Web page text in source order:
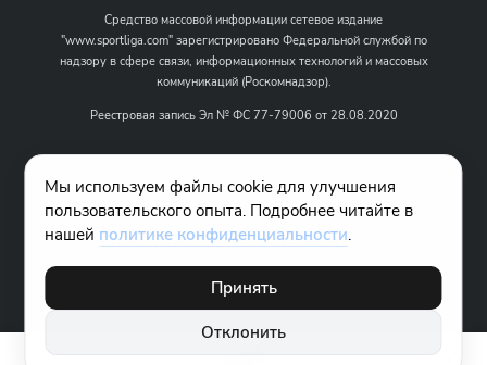
Средство массовой информации сетевое издание
"www.sportliga.com" зарегистрировано Федеральной службой по
надзору в сфере связи, информационных технологий и массовых
коммуникаций (Роскомнадзор).
Реестровая запись Эл № ФС 77-79006 от 28.08.2020
Название - www.sportliga.com
Учредитель СМИ сетевого издания "www.sportliga.com": ИП Чамин
О.Н.
Главный редактор СМИ сетевого издания "www.sportliga.com":
Хаимов Д.И.
18+
Мы используем файлы cookie для улучшения
пользовательского опыта. Подробнее читайте в
нашей политике конфиденциальности.
Принять
Отклонить